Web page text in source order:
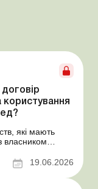
які мають
власником
земельною
за декілька
власник...
19.06.2026